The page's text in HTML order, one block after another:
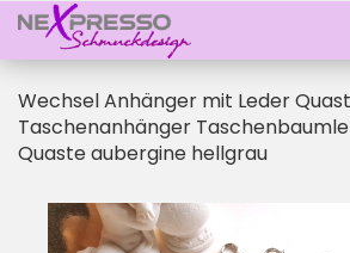
Wechsel Anhänger mit Leder
Taschenanhänger
Quaste aubergine hellgrau